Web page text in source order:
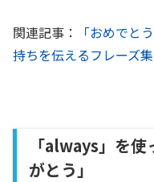
関連記事：
「おめでと
持ちを伝えるフレーズ集
「always」を
がとう」